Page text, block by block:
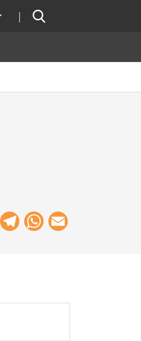
adicional de acciones
Buscador
Facebook
Telegram
WhatsApp